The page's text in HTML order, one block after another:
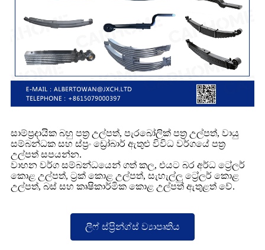
සාම්ප්‍රදායික බහු පත්‍ර උල්පත්, පැරබෝලික් පත්‍ර උල්පත්, වායු
සම්බන්ධක සහ ස්ප්‍රං ඩ්‍රෝබාර් ඇතුළු විවිධ වර්ගයේ පත්‍ර
උල්පත් සපයන්න.
වාහන වර්ග සම්බන්ධයෙන් ගත් කල, එයට බර අර්ධ ට්‍රේලර්
කොළ උල්පත්, ට්‍රක් කොළ උල්පත්, සැහැල්ලු ට්‍රේලර් කොළ
උල්පත්, බස් සහ කෘෂිකාර්මික කොළ උල්පත් ඇතුළත් වේ.
ලීෆ් ස්ප්‍රින්ග්ස් ව්‍යාපෘතිය